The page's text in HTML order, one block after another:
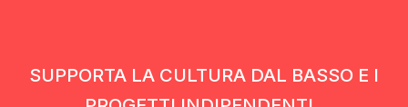
SUPPORTA LA CULTURA DAL BASSO E I